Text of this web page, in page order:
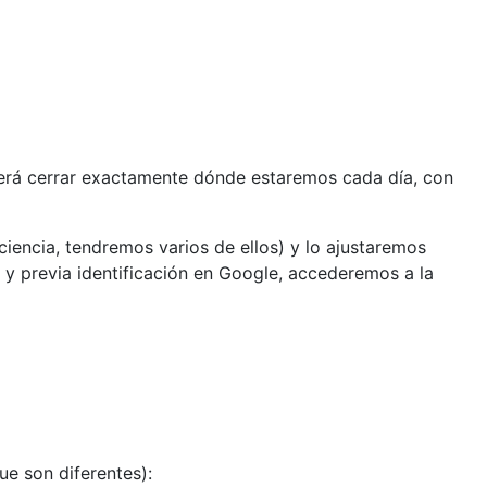
cerrar exactamente dónde estaremos cada día, con
tendremos varios de ellos) y lo ajustaremos
previa identificación en Google, accederemos a la
son diferentes):